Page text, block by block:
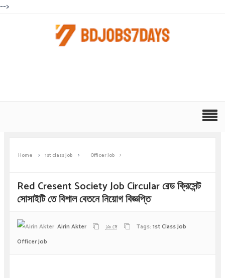
-->
Home 1st class job Officer Job
Red Cresent Society Job Circular রেড ক্রিসেন্ট
সোসাইটি তে বিশাল বেতনে নিয়োগ বিজ্ঞপ্তি
Airin Akter ১৯ মে Tags: 1st Class Job
Officer Job